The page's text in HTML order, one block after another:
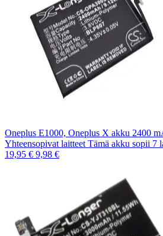
Oneplus E1000, Oneplus X akku 2400
Yhteensopivat laitteet Tämä akku sopii
19,95 € 9,98 €